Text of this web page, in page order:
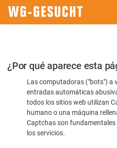
Por
favor,
confirme
humano
¿Por qué aparece esta
Las computadoras ("bots") a
entradas automáticas
todos los sitios web utilizan
humano o una máquina
Captchas son
los servicios.